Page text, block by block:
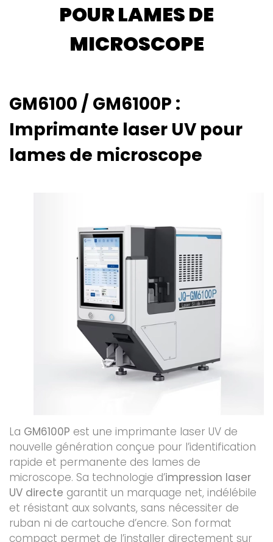
POUR LAMES DE
MICROSCOPE
GM6100 / GM6100P :
Imprimante laser UV pour
lames de microscope
La GM6100P est une imprimante laser UV de
nouvelle génération conçue pour l’identification
rapide et permanente des lames de
microscope. Sa technologie d’impression laser
UV directe garantit un marquage net, indélébile
et résistant aux solvants, sans nécessiter de
ruban ni de cartouche d’encre. Son format
compact permet de l’installer directement sur